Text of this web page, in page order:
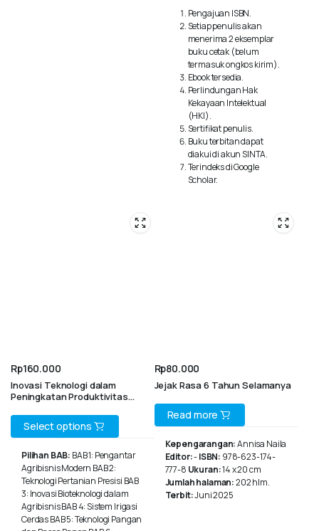
Pengajuan ISBN.
Setiap penulis akan
menerima 2 eksemplar
buku cetak (belum
termasuk ongkos kirim).
Ebook tersedia.
Perlindungan Hak
Kekayaan Intelektual
(HKI).
Sertifikat penulis.
Buku terbitan dapat
diakui di akun SINTA.
Terindeks di Google
Scholar.
Rp160.000
Inovasi Teknologi dalam
Peningkatan Produktivitas
Select options
This
product
has
multiple
variants.
Pilihan BAB: BAB 1: Pengantar
Agribisnis Modern BAB 2:
Teknologi Pertanian Presisi BAB
3: Inovasi Bioteknologi dalam
Agribisnis BAB 4: Sistem Irigasi
Cerdas BAB 5: Teknologi Pangan
Rp80.000
Jejak Rasa 6 Tahun Selamanya
Read more
Kepengarangan:Annisa Naila
Editor:-ISBN: 978-623-174-
777-8 Ukuran:14 x 20 cm
Jumlah halaman:202 hlm.
Terbit:Juni 2025